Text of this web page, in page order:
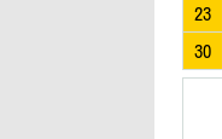
23
30